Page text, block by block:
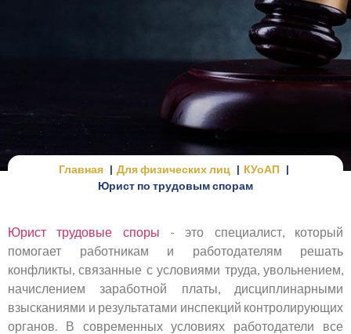
Главная Для физических лиц
КУоАП
Юрист по трудовым спорам
Юрист трудовые споры - это специалист, который
помогает работникам и работодателям решать
конфликты, связанные с условиями труда, увольнением,
начислением заработной платы, дисциплинарными
взысканиями и результатами инспекций контролирующих
органов. В современных условиях работодатели все